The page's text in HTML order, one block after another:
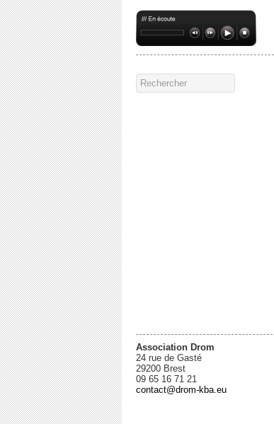
Association Drom
24 rue de Gasté
29200 Brest
09 65 16 71 21
contact@drom-kba.eu